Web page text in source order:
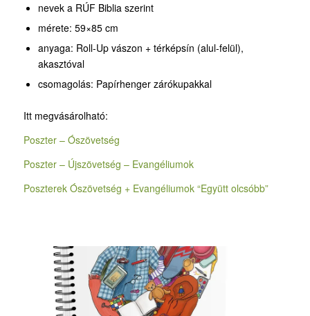
nevek a RÚF Biblia szerint
mérete: 59×85 cm
anyaga: Roll-Up vászon + térképsín (alul-felül),
akasztóval
csomagolás: Papírhenger zárókupakkal
Itt megvásárolható:
Poszter – Ószövetség
Poszter – Újszövetség – Evangéliumok
Poszterek Ószövetség + Evangéliumok “Együtt olcsóbb”